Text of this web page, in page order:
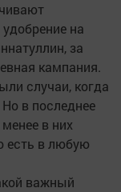
на
за
кампания.
случаи, когда
в последнее
в них
есть в любую
важный